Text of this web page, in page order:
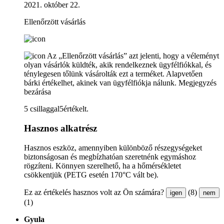
2021. október 22.
Ellenőrzött vásárlás
Az „Ellenőrzött vásárlás” azt jelenti, hogy a véleményt
olyan vásárlók küldték, akik rendelkeznek ügyfélfiókkal, és
ténylegesen tőlünk vásárolták ezt a terméket. Alapvetően
bárki értékelhet, akinek van ügyfélfiókja nálunk. Megjegyzés
bezárása
5 csillaggal5értékelt.
Hasznos alkatrész
Hasznos eszköz, amennyiben különböző részegységeket
biztonságosan és megbízhatóan szeretnénk egymáshoz
rögzíteni. Könnyen szerelhető, ha a hőmérsékletet
csökkentjük (PETG esetén 170°C vált be).
Ez az értékelés hasznos volt az Ön számára? igen (8) nem
(1)
Gyula